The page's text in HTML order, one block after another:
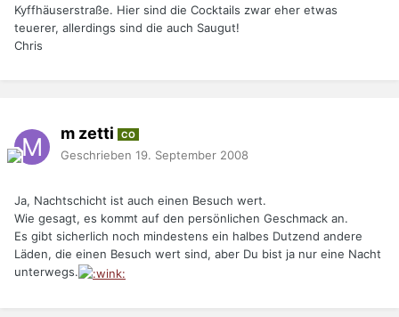
Kyffhäuserstraße. Hier sind die Cocktails zwar eher etwas
teuerer, allerdings sind die auch Saugut!
Chris
m zetti CO
Geschrieben 19. September 2008
Ja, Nachtschicht ist auch einen Besuch wert.
Wie gesagt, es kommt auf den persönlichen Geschmack an.
Es gibt sicherlich noch mindestens ein halbes Dutzend andere
Läden, die einen Besuch wert sind, aber Du bist ja nur eine Nacht
unterwegs.